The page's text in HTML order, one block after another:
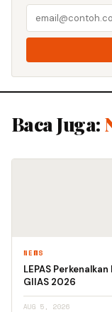
Baca Juga:
NEWS
LEPAS
GIIAS 2026
AUG 5, 2026